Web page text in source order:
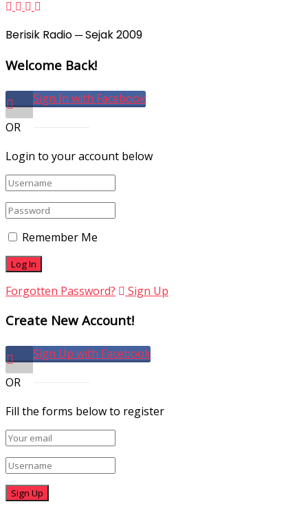
Berisik Radio ─ Sejak 2009
Welcome Back!
Sign In with Facebook
OR
Login to your account below
Remember Me
Forgotten Password? Sign Up
Create New Account!
Sign Up with Facebook
OR
Fill the forms below to register